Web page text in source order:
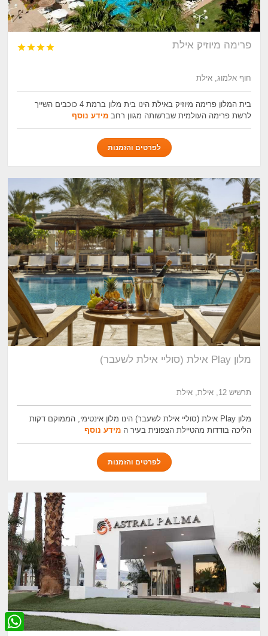
פרימה מיוזיק אילת 



חוף אלמוג, אילת
בית המלון פרימה מיוזיק באילת הינו בית מלון ברמת 4 כוכבים השייך
לרשת פרימה העולמית שברשותה מגוון רחבמידע נוסף
לפרטים והזמנות
מלון Play אילת (סוליי אילת לשעבר)
תרשיש 12, אילת, אילת
מלון Play אילת (סוליי אילת לשעבר) הינו מלון אינטימי, הממוקם דקות
הליכה בודדות מהטיילת הצפונית בעיר המידע נוסף
לפרטים והזמנות
W
h